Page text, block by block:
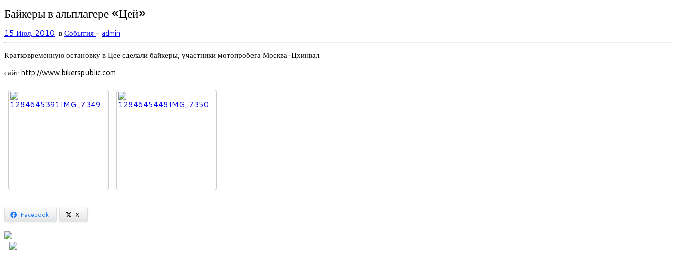
Байкеры в альплагере «Цей»
15 Июл, 2010 вСобытия - admin
Кратковременную остановку в Цее сделали байкеры, участники мотопробега Москва-Цхинвал.
сайт http://www.bikerspublic.com
Facebook X